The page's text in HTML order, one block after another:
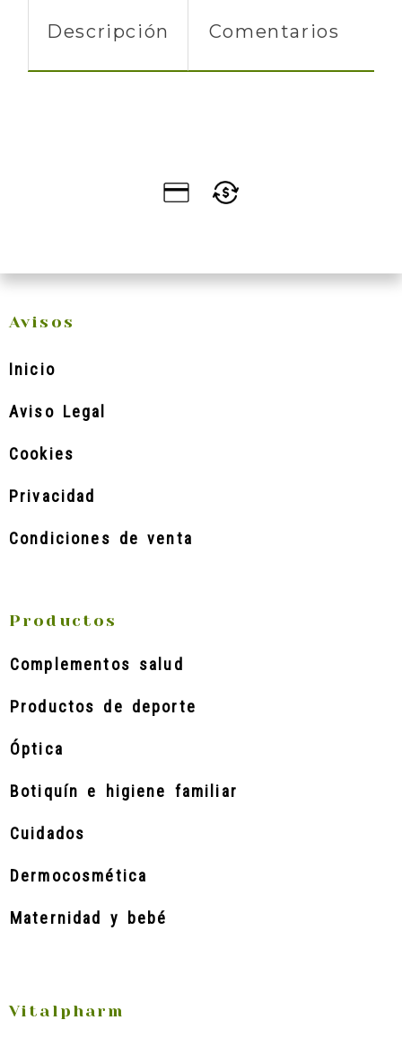
Descripción Comentarios
Avisos
Inicio
Aviso Legal
Cookies
Privacidad
Condiciones de venta
Productos
Complementos salud
Productos de deporte
Óptica
Botiquín e higiene familiar
Cuidados
Dermocosmética
Maternidad y bebé
Vitalpharm